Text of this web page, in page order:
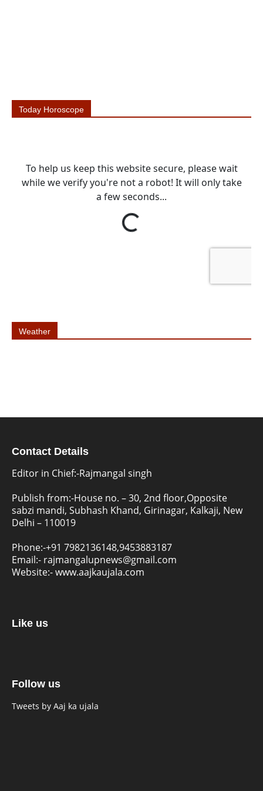
Today Horoscope
Weather
Contact Details
Editor in Chief:-Rajmangal singh
Publish from:-House no. – 30, 2nd floor,Opposite
sabzi mandi, Subhash Khand, Girinagar, Kalkaji, New
Delhi – 110019
Phone:-+91 7982136148,9453883187
Email:- rajmangalupnews@gmail.com
Website:-www.aajkaujala.com
Like us
Follow us
Tweets by Aaj ka ujala